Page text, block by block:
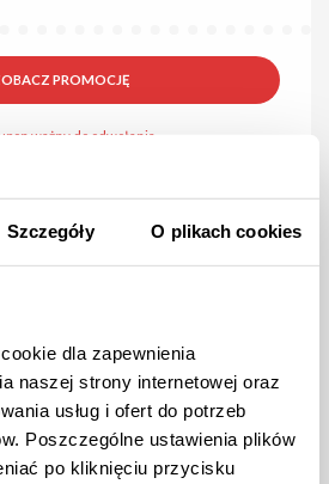
Szczegóły O plikach cookies
dla zapewnienia
naszej strony internetowej oraz
usług i ofert do potrzeb
Poszczególne ustawienia plików
po kliknięciu przycisku
PROMOCJĘ
ważny do odwołania
PROMOCJA
w sklepie WIKORIA!
zł.